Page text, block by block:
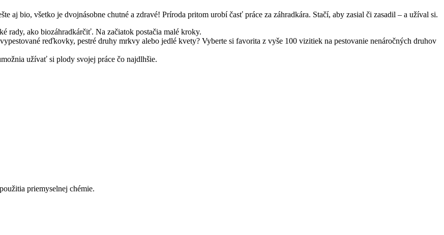
aj bio, všetko je dvojnásobne chutné a zdravé! Príroda pritom urobí časť práce za záhradkára. Stačí, aby zasial či zasadil – a užíval si.
rady, ako biozáhradkárčiť. Na začiatok postačia malé kroky.
reďkovky, pestré druhy mrkvy alebo jedlé kvety? Vyberte si favorita z vyše 100 vizitiek na pestovanie nenáročných druhov
užívať si plody svojej práce čo najdlhšie.
priemyselnej chémie.